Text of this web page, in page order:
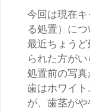
今回は現在
る処置）に
最近ちょう
られた方が
処置前の写
歯はホワイ
が、歯茎が